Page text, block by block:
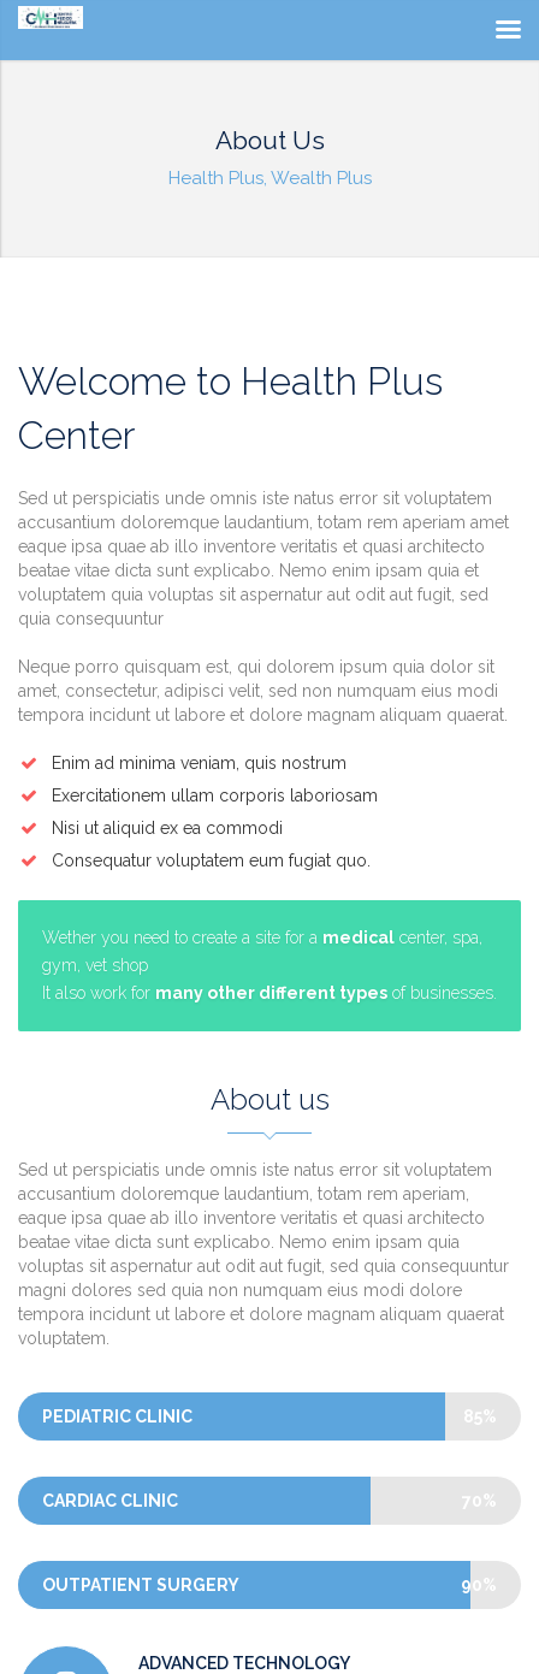
About Us
Health Plus, Wealth Plus
Welcome to Health Plus
Center
Sed ut perspiciatis unde omnis iste natus error sit voluptatem
accusantium doloremque laudantium, totam rem aperiam amet
eaque ipsa quae ab illo inventore veritatis et quasi architecto
beatae vitae dicta sunt explicabo. Nemo enim ipsam quia et
voluptatem quia voluptas sit aspernatur aut odit aut fugit, sed
quia consequuntur
Neque porro quisquam est, qui dolorem ipsum quia dolor sit
amet, consectetur, adipisci velit, sed non numquam eius modi
tempora incidunt ut labore et dolore magnam aliquam quaerat.
Enim ad minima veniam, quis nostrum
Exercitationem ullam corporis laboriosam
Nisi ut aliquid ex ea commodi
Consequatur voluptatem eum fugiat quo.
Wether you need to create a site for a medical center, spa,
gym, vet shop
It also work for many other different types of businesses.
About us
Sed ut perspiciatis unde omnis iste natus error sit voluptatem
accusantium doloremque laudantium, totam rem aperiam,
eaque ipsa quae ab illo inventore veritatis et quasi architecto
beatae vitae dicta sunt explicabo. Nemo enim ipsam quia
voluptas sit aspernatur aut odit aut fugit, sed quia consequuntur
magni dolores sed quia non numquam eius modi dolore
tempora incidunt ut labore et dolore magnam aliquam quaerat
voluptatem.
PEDIATRIC CLINIC 85%
CARDIAC CLINIC 70%
OUTPATIENT SURGERY 90%
ADVANCED TECHNOLOGY